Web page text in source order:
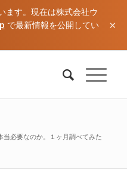
ます。現在は株式会社ウ
で最新情報を公開してい
×
必要なのか。１ヶ月調べてみた